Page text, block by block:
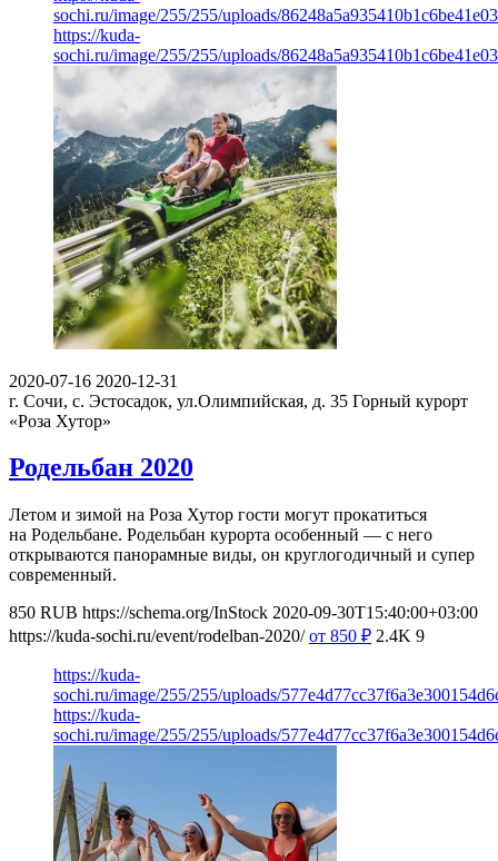
sochi.ru/image/255/255/uploads/
https://kuda-
sochi.ru/image/255/255/uploads/
2020-07-16 2020-12-31
г. Сочи, с. Эстосадок, ул.Олимпийская, д. 35 Горный курорт
«Роза Хутор»
Родельбан 2020
Летом и зимой на Роза Хутор гости могут прокатиться
на Родельбане. Родельбан курорта особенный — с него
открываются панорамные виды, он круглогодичный и супер
современный.
850 RUB https://schema.org/InStock 2020-09-30T15:40:00+03:00
https://kuda-sochi.ru/event/rodelban-2020/ от 850 ₽ 2.4K 9
https://kuda-
sochi.ru/image/255/255/uploads/
https://kuda-
sochi.ru/image/255/255/uploads/